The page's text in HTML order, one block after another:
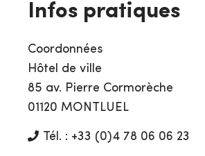
Infos pratiques
Coordonnées
Hôtel de ville
85 av. Pierre Cormorèche
01120 MONTLUEL
Tél. : +33 (0)4 78 06 06 23